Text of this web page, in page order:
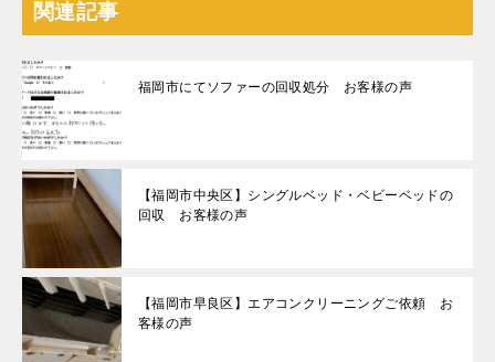
関連記事
福岡市にてソファーの回収処分 お客様の声
【福岡市中央区】シングルベッド・ベビーベッドの
回収 お客様の声
【福岡市早良区】エアコンクリーニングご依頼 お
客様の声